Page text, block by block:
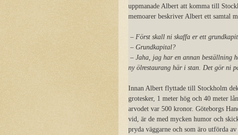
uppmanade Albert att komma till
memoarer beskriver Albert ett samtal
– Först skall ni skaffa er ett
– Grundkapital?
– Jaha, jag har en annan beställning
ny ölrestaurang här i stan. Det gör ni
Innan Albert flyttade till Stockholm
grotesker, 1 meter hög och 40 meter
arvodet var 500 kronor. Göteborgs
vid, är de med mycken humor och
pryda väggarne och som äro utförda